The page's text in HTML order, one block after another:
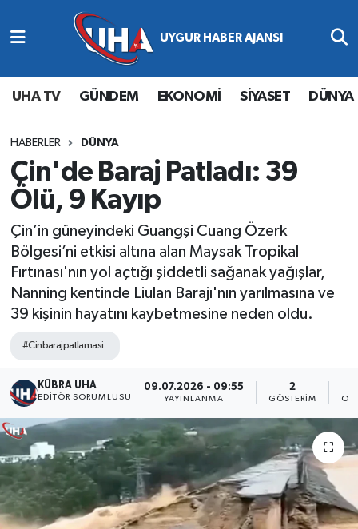
UHA TV GÜNDEM EKONOMİ SİYASET DÜNYA
HABERLER DÜNYA
Çin'de Baraj Patladı: 39
Ölü, 9 Kayıp
Çin’in güneyindeki Guangşi Cuang Özerk
Bölgesi’ni etkisi altına alan Maysak Tropikal
Fırtınası'nın yol açtığı şiddetli sağanak yağışlar,
Nanning kentinde Liulan Barajı'nın yarılmasına ve
39 kişinin hayatını kaybetmesine neden oldu.
#Cinbarajpatlamasi
KÜBRA UHA
EDİTÖR SORUMLUSU
09.07.2026 - 09:55
YAYINLANMA
2
GÖSTERIM
Abone Ol
Gündem
Ekonomi
Magazin
Siyaset
Spor
Yaşam
Nöbetçi Eczaneler
Hava Durumu
Namaz Vakitleri
Trafik Durumu
Süper Lig Puan Durumu ve Fikstür
Tüm Manşetler
Son Dakika Haberleri
Haber Arşivi